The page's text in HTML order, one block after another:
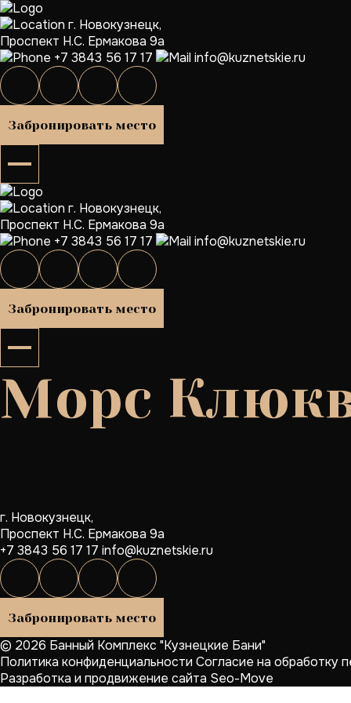
г. Новокузнецк,
Проспект Н.С. Ермакова 9а
+7 3843 56 17 17
info@kuznetskie.ru
Забронировать место
г. Новокузнецк,
Проспект Н.С. Ермакова 9а
+7 3843 56 17 17
info@kuznetskie.ru
Забронировать место
Морс
г. Новокузнецк,
Проспект Н.С. Ермакова 9а
+7 3843 56 17 17 info@kuznetskie.ru
Забронировать место
© 2026 Банный Комплекс "Кузнецкие Бани"
Политика конфиденциальности Согласие на обработку
Разработка и продвижение сайта Seo-Move